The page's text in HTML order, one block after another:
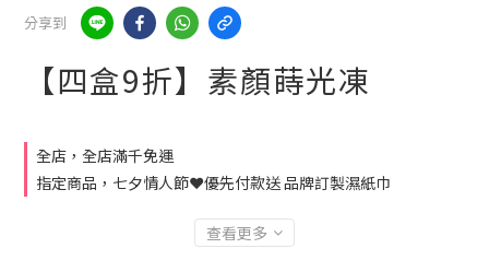
分享到
【四盒9折】素顏蒔光凍
全店，全店滿千免運
指定商品，七夕情人節❤️優先付款送 品牌訂製濕紙巾
查看更多